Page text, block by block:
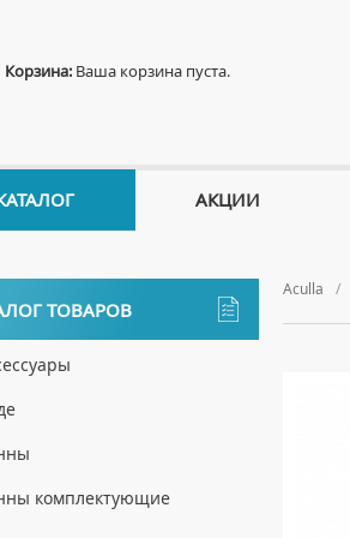
Aculla
ТОВАРОВ
БИДЕ
ВАННЫ
комплектующие
Корзина: Ваша корзина пуста.
АКЦИИ